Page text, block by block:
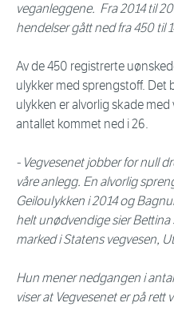
veganleggene. Fra 2014 til
hendelser gått ned fra 450 til
Av de 450 registrerte
ulykker med sprengstoff. Det
ulykken er alvorlig skade
antallet kommet ned i 26.
- Vegvesenet jobber for null
våre anlegg. En alvorlig
GeilouIykken i 2014 og
helt unødvendige sier
marked i Statens vegvesen,
Hun mener nedgangen i
viser at Vegvesenet er på rett